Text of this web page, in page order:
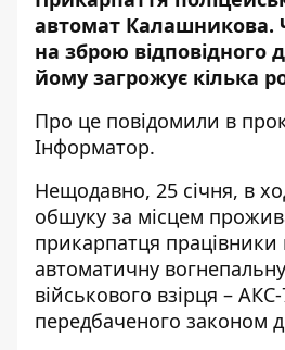
автомат Калашникова.
на зброю відповідного
йому загрожує кілька
Про це повідомили в
Інформатор.
Нещодавно, 25 січня, в
обшуку за місцем
прикарпатця працівники
автоматичну
військового взірця –
передбаченого законом